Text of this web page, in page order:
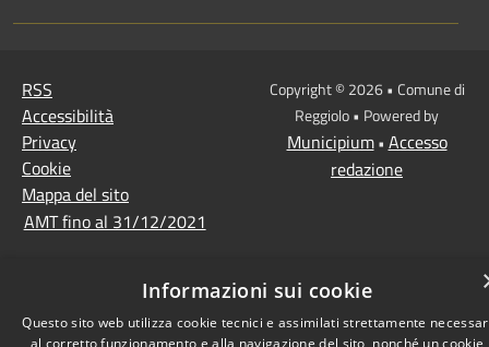
RSS
Accessibilità
Privacy
Cookie
Mappa del sito
AMT fino al 31/12/2021
Copyright © 2026 • Comune di
Reggiolo • Powered by
Municipium• Accesso
redazione
Informazioni sui cookie
Questo sito web utilizza cookie tecnici e assimilati strettamente
al corretto funzionamento e alla navigazione del sito, nonché un cookie